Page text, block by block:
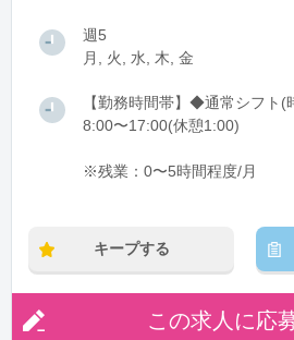
週5
月, 火, 水, 木, 金
【勤務時間帯】◆通常シフト(
8:00〜17:00(休憩1:00)
※残業：0〜5時間程度/月
キープする
この求人に応